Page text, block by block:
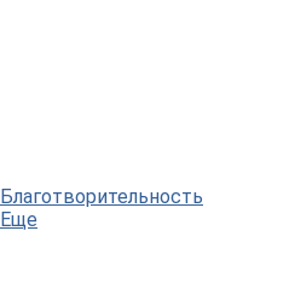
Благотворительность
Еще